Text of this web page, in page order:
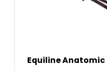
Equiline Anatomic